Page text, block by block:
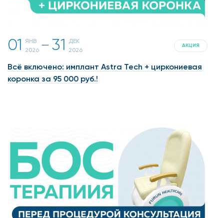
01
ЯНВ
2026 一 31
ДЕК
2026
АКЦИЯ
Всё включено: имплант Astra Tech + циркониевая
коронка за 95 000 руб.!